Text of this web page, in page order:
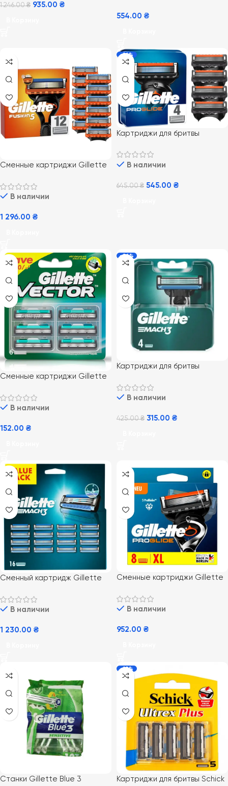
1 246.00₴ 935.00 ₴
554.00 ₴
Сменные картриджи Gillette
В наличии
1 296.00 ₴
-16%
Картриджи для бритвы
В наличии
645.00₴ 545.00 ₴
Сменные картриджи Gillette
В наличии
152.00 ₴
-26%
Картриджи для бритвы
В наличии
425.00₴ 315.00 ₴
Сменный картридж Gillette
В наличии
1 230.00 ₴
Сменные картриджи Gillette
В наличии
952.00 ₴
Станки Gillette Blue 3
-18%
Картриджи для бритвы Schick